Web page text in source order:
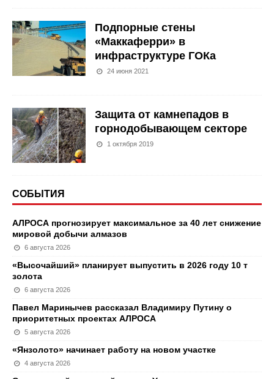
Подпорные стены
«Маккаферри» в
инфраструктуре ГОКа
24 июня 2021
Защита от камнепадов в
горнодобывающем секторе
1 октября 2019
СОБЫТИЯ
АЛРОСА прогнозирует максимальное за 40 лет снижение
мировой добычи алмазов
6 августа 2026
«Высочайший» планирует выпустить в 2026 году 10 т
золота
6 августа 2026
Павел Маринычев рассказал Владимиру Путину о
приоритетных проектах АЛРОСА
5 августа 2026
«Янзолото» начинает работу на новом участке
4 августа 2026